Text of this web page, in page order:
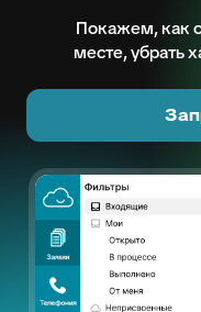
Покажем, как
месте, убрать